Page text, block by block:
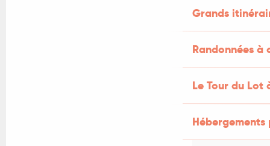
Grands
Randonnées
Le Tour du Lot